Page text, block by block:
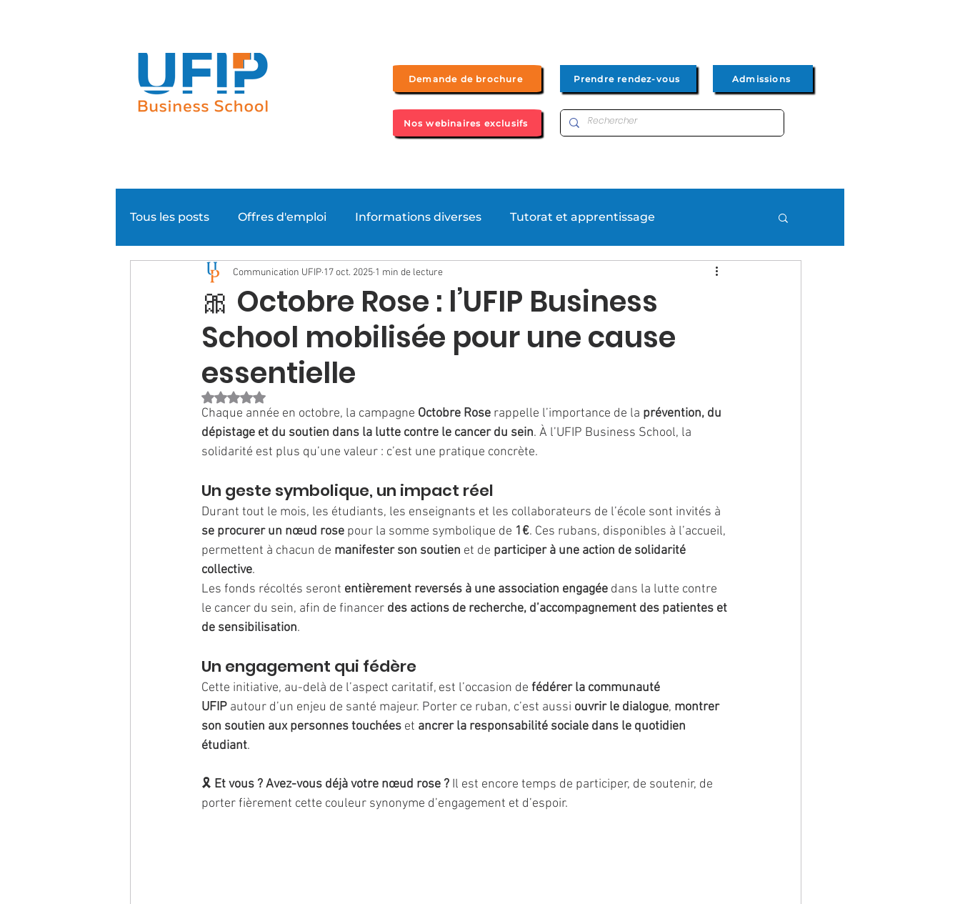
Demande de brochure Prendre rendez-vous Admissions
Nos webinaires exclusifs
Tous les posts Offres d'emploi Informations diverses Tutorat et apprentissage
Evénementiel Super News Formations
🎀 Octobre Rose : l’UFIP Business
School mobilisée pour une cause
essentielle
Communication UFIP 17 oct. 2025 1 min de lecture
Noté NaN étoiles sur 5.
Chaque année en octobre, la campagne Octobre Rose rappelle l’importance de la prévention, du
dépistage et du soutien dans la lutte contre le cancer du sein. À l’UFIP Business School, la
solidarité est plus qu’une valeur : c’est une pratique concrète.
Un geste symbolique, un impact réel
Durant tout le mois, les étudiants, les enseignants et les collaborateurs de l’école sont invités à
se procurer un nœud rose pour la somme symbolique de 1€. Ces rubans, disponibles à l’accueil,
permettent à chacun de manifester son soutien et de participer à une action de solidarité
collective.
Les fonds récoltés seront entièrement reversés à une association engagée dans la lutte contre
le cancer du sein, afin de financer des actions de recherche, d’accompagnement des patientes et
de sensibilisation.
Un engagement qui fédère
Cette initiative, au-delà de l’aspect caritatif, est l’occasion de fédérer la communauté
UFIP autour d’un enjeu de santé majeur. Porter ce ruban, c’est aussi ouvrir le dialogue, montrer
son soutien aux personnes touchées et ancrer la responsabilité sociale dans le quotidien
étudiant.
🎗️ Et vous ? Avez-vous déjà votre nœud rose ? Il est encore temps de participer, de soutenir, de
porter fièrement cette couleur synonyme d’engagement et d’espoir.